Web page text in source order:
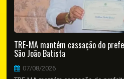
TRE-MA mantém cassação do
São João Batista
07/08/2026